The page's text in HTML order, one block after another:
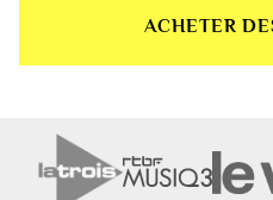
ACHETER